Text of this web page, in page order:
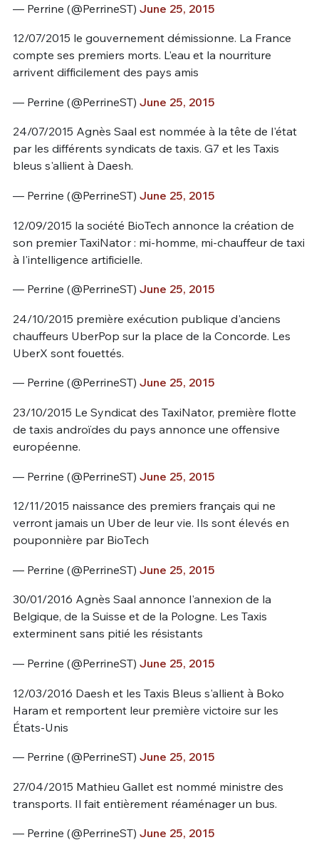
— Perrine (@PerrineST) June 25, 2015
12/07/2015 le gouvernement démissionne. La France
compte ses premiers morts. L'eau et la nourriture
arrivent difficilement des pays amis
— Perrine (@PerrineST) June 25, 2015
24/07/2015 Agnès Saal est nommée à la tête de l'état
par les différents syndicats de taxis. G7 et les Taxis
bleus s'allient à Daesh.
— Perrine (@PerrineST) June 25, 2015
12/09/2015 la société BioTech annonce la création de
son premier TaxiNator : mi-homme, mi-chauffeur de taxi
à l'intelligence artificielle.
— Perrine (@PerrineST) June 25, 2015
24/10/2015 première exécution publique d'anciens
chauffeurs UberPop sur la place de la Concorde. Les
UberX sont fouettés.
— Perrine (@PerrineST) June 25, 2015
23/10/2015 Le Syndicat des TaxiNator, première flotte
de taxis androïdes du pays annonce une offensive
européenne.
— Perrine (@PerrineST) June 25, 2015
12/11/2015 naissance des premiers français qui ne
verront jamais un Uber de leur vie. Ils sont élevés en
pouponnière par BioTech
— Perrine (@PerrineST) June 25, 2015
30/01/2016 Agnès Saal annonce l'annexion de la
Belgique, de la Suisse et de la Pologne. Les Taxis
exterminent sans pitié les résistants
— Perrine (@PerrineST) June 25, 2015
12/03/2016 Daesh et les Taxis Bleus s'allient à Boko
Haram et remportent leur première victoire sur les
États-Unis
— Perrine (@PerrineST) June 25, 2015
27/04/2015 Mathieu Gallet est nommé ministre des
transports. Il fait entièrement réaménager un bus.
— Perrine (@PerrineST) June 25, 2015